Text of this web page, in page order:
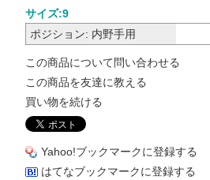
サイズ:9
ポジション: 内野手用
この商品について問い合わせる
この商品を友達に教える
買い物を続ける
Yahoo!ブックマークに登録する
はてなブックマークに登録する